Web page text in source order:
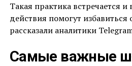
Такая практика встречается и
действия помогут избавиться
рассказали аналитики
Самые важные